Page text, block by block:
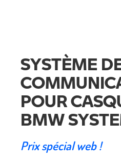
SYSTÈME
POUR
BMW
Prix spécial web !